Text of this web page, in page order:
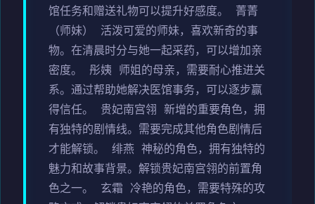
馆任务和赠送礼物可以提升好感度。 菁菁
（师妹） 活泼可爱的师妹，喜欢新奇的事
物。在清晨时分与她一起采药，可以增加亲
密度。 彤姨 师姐的母亲，需要耐心推进关
系。通过帮助她解决医馆事务，可以逐步赢
得信任。 贵妃南宫翎 新增的重要角色，拥
有独特的剧情线。需要完成其他角色剧情后
才能解锁。 绯燕 神秘的角色，拥有独特的
魅力和故事背景。解锁贵妃南宫翎的前置角
色之一。 玄霜 冷艳的角色，需要特殊的攻